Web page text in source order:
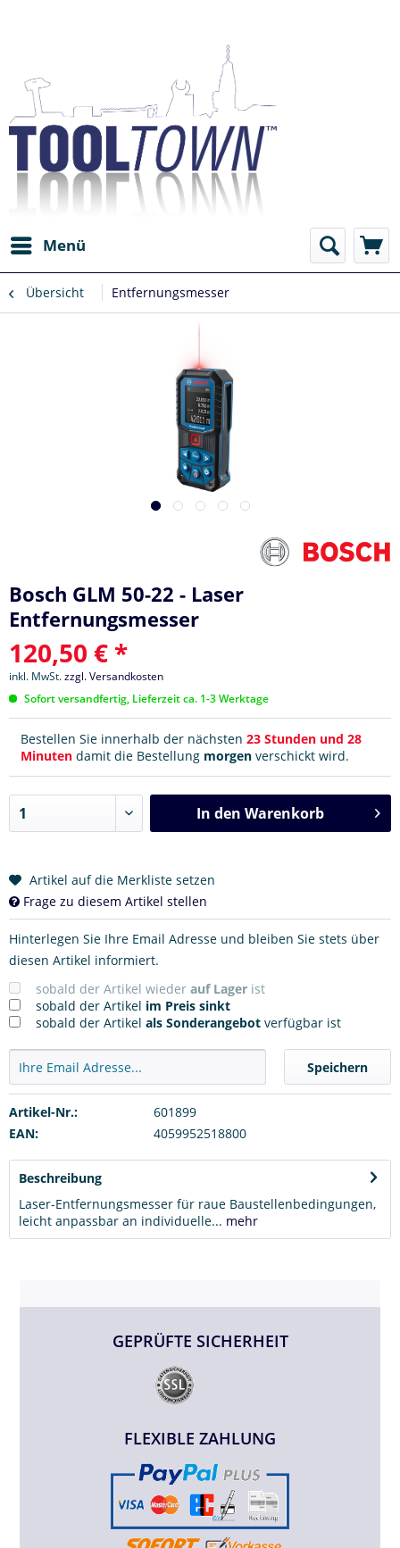
Menü
Übersicht Entfernungsmesser
Bosch GLM 50-22 - Laser
Entfernungsmesser
120,50 € *
inkl. MwSt.zzgl. Versandkosten
Sofort versandfertig, Lieferzeit ca. 1-3 Werktage
Bestellen Sie innerhalb der nächsten 23 Stunden und 28
Minuten damit die Bestellung morgen verschickt wird.
In den Warenkorb
Artikel auf die Merkliste setzen
Frage zu diesem Artikel stellen
Hinterlegen Sie Ihre Email Adresse und bleiben Sie stets über
diesen Artikel informiert.
sobald der Artikel wieder auf Lager ist
sobald der Artikel im Preis sinkt
sobald der Artikel als Sonderangebot verfügbar ist
Speichern
Artikel-Nr.:
601899
EAN:
4059952518800
Beschreibung
Laser-Entfernungsmesser für raue Baustellenbedingungen,
leicht anpassbar an individuelle... mehr
GEPRÜFTE SICHERHEIT
FLEXIBLE ZAHLUNG